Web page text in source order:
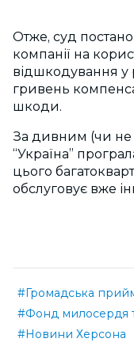
Отже, суд
компанії на
відшкодування у
гривень
шкоди.
За дивним (чи не
“Україна”
цього
обслуговує вже
#Громадська
#Фонд милосердя
#Новини Херсона